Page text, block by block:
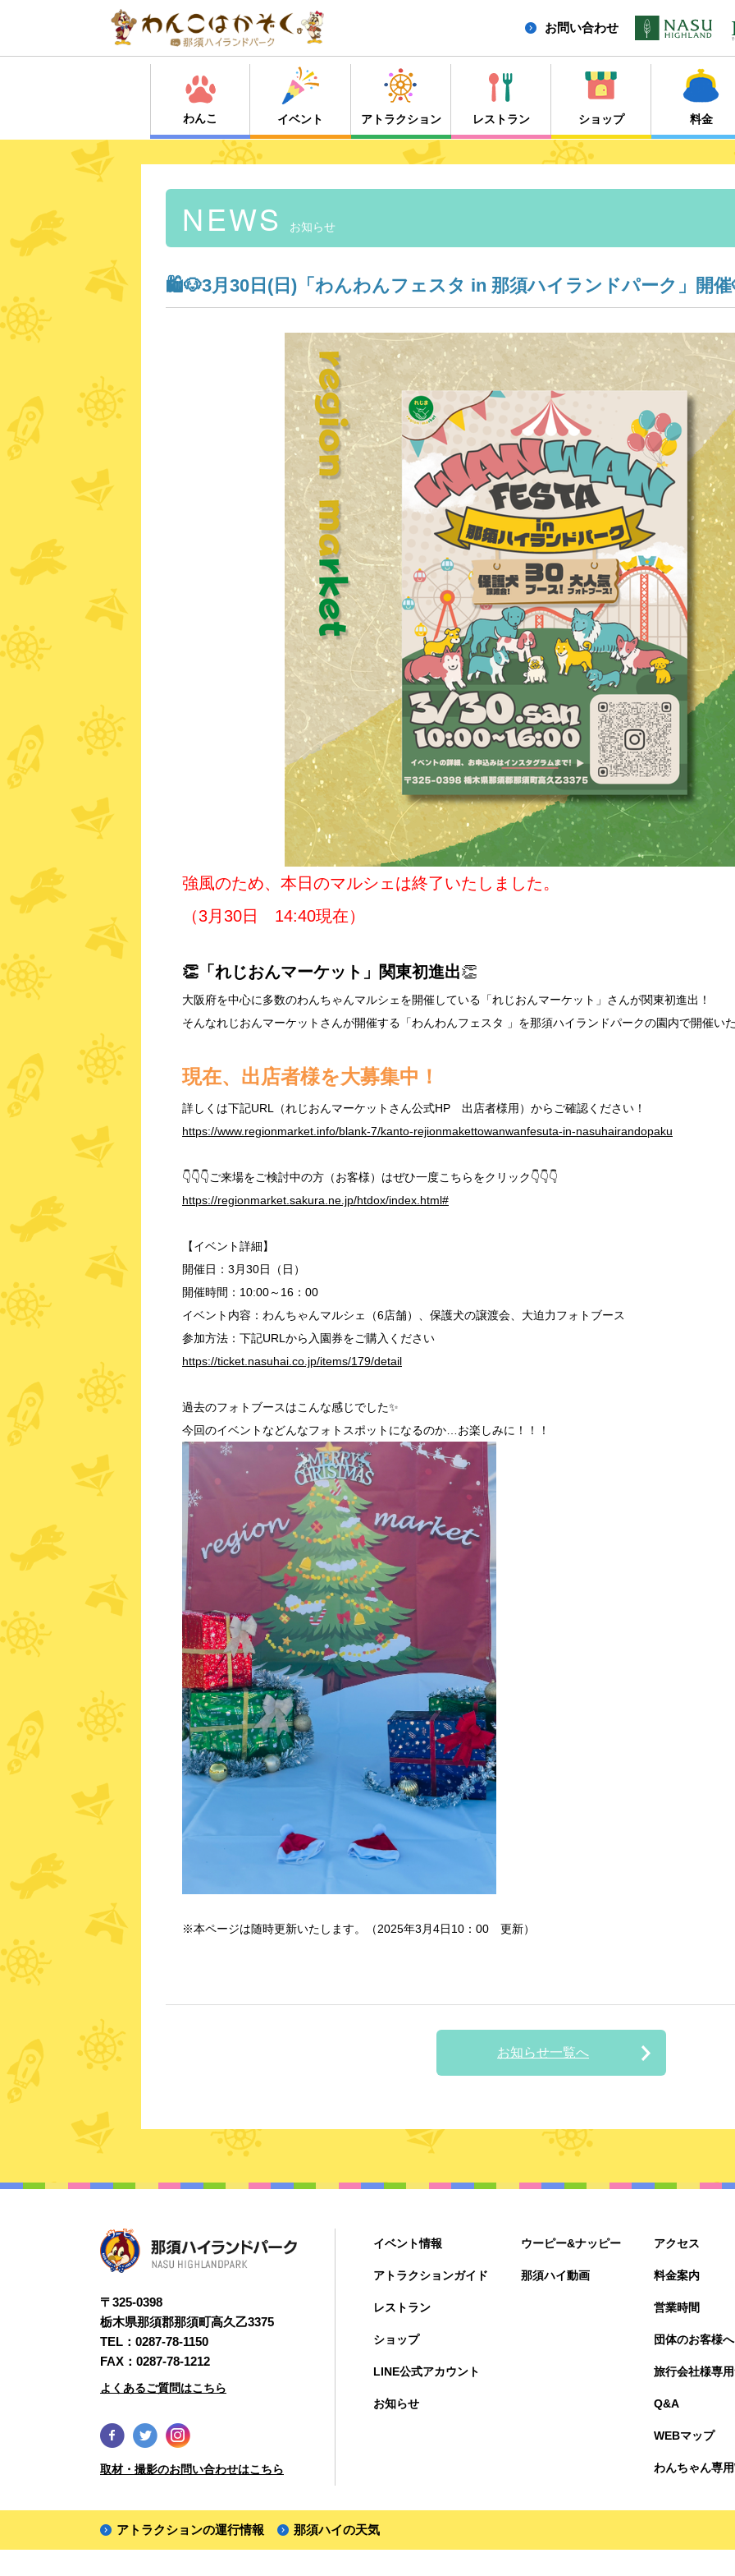
お問い合わせ
わんこ イベント アトラクション レストラン ショップ 料金
NEWS お知らせ
🛍🐶3月30日(日)「わんわんフェスタ in 那須ハイランドパーク」開
強風のため、本日のマルシェは終了いたしました。
（3月30日 14:40現在）
👏「れじおんマーケット」関東初進出👏
大阪府を中心に多数のわんちゃんマルシェを開催している「れじおんマーケット」さんが関東初進出！
そんなれじおんマーケットさんが開催する「わんわんフェスタ 」を那須ハイランドパークの園内で開催い
現在、出店者様を大募集中！
詳しくは下記URL（れじおんマーケットさん公式HP 出店者様用）からご確認ください！
https://www.regionmarket.info/blank-7/kanto-rejionmakettowanwanfesuta-in-nasuhairandopaku
👇👇👇ご来場をご検討中の方（お客様）はぜひ一度こちらをクリック👇👇👇
https://regionmarket.sakura.ne.jp/htdox/index.html#
【イベント詳細】
開催日：3月30日（日）
開催時間：10:00～16：00
イベント内容：わんちゃんマルシェ（6店舗）、保護犬の譲渡会、大迫力フォトブース
参加方法：下記URLから入園券をご購入ください
https://ticket.nasuhai.co.jp/items/179/detail
過去のフォトブースはこんな感じでした✨
今回のイベントなどんなフォトスポットになるのか…お楽しみに！！！
※本ページは随時更新いたします。（2025年3月4日10：00 更新）
お知らせ一覧へ
〒325-0398
栃木県那須郡那須町高久乙3375
TEL： 0287-78-1150
FAX：0287-78-1212
よくあるご質問はこちら
取材・撮影のお問い合わせはこちら
イベント情報
アトラクションガイド
レストラン
ショップ
LINE公式アカウント
お知らせ
ウーピー&ナッピー
那須ハイ動画
アクセス
料金案内
営業時間
団体のお客様へ
旅行会社様専
Q&A
WEBマップ
わんちゃん専
アトラクションの運行情報 那須ハイの天気